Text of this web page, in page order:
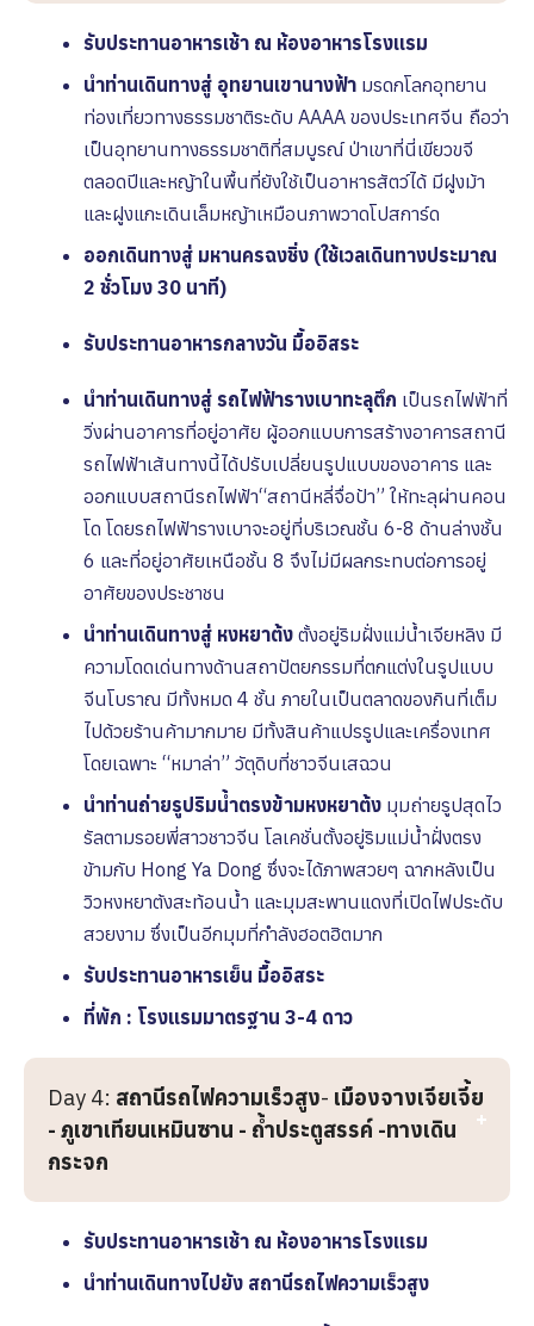
รับประทานอาหารเช้า ณ ห้องอาหารโรงเเรม
นำท่านเดินทางสู่ อุทยานเขานางฟ้า มรดกโลกอุทยาน
ท่องเที่ยวทางธรรมชาติระดับ AAAA ของประเทศจีน ถือว่า
เป็นอุทยานทางธรรมชาติที่สมบูรณ์ ป่าเขาที่นี่เขียวขจี
ตลอดปีและหญ้าในพื้นที่ยังใช้เป็นอาหารสัตว์ได้ มีฝูงม้า
และฝูงแกะเดินเล็มหญ้าเหมือนภาพวาดโปสการ์ด
ออกเดินทางสู่ มหานครฉงชิ่ง (ใช้เวลเดินทางประมาณ
2 ชั่วโมง 30 นาที)
รับประทานอาหารกลางวัน มื้ออิสระ
นำท่านเดินทางสู่ รถไฟฟ้ารางเบาทะลุตึก เป็นรถไฟฟ้าที่
วิ่งผ่านอาคารที่อยู่อาศัย ผู้ออกแบบการสร้างอาคารสถานี
รถไฟฟ้าเส้นทางนี้ได้ปรับเปลี่ยนรูปแบบของอาคาร และ
ออกแบบสถานีรถไฟฟ้า“สถานีหลี่จื่อป้า” ให้ทะลุผ่านคอน
โด โดยรถไฟฟ้ารางเบาจะอยู่ที่บริเวณชั้น 6-8 ด้านล่างชั้น
6 และที่อยู่อาศัยเหนือชั้น 8 จึงไม่มีผลกระทบต่อการอยู่
อาศัยของประชาชน
นำท่านเดินทางสู่ หงหยาต้ง ตั้งอยู่ริมฝั่งแม่น้ำเจียหลิง มี
ความโดดเด่นทางด้านสถาปัตยกรรมที่ตกแต่งในรูปแบบ
จีนโบราณ มีทั้งหมด 4 ชั้น ภายในเป็นตลาดของกินที่เต็ม
ไปด้วยร้านค้ามากมาย มีทั้งสินค้าแปรรูปและเครื่องเทศ
โดยเฉพาะ “หมาล่า” วัตุดิบที่ชาวจีนเสฉวน
นำท่านถ่ายรูปริมน้ำตรงข้ามหงหยาต้ง มุมถ่ายรูปสุดไว
รัลตามรอยพี่สาวชาวจีน โลเคชั่นตั้งอยู่ริมแม่น้ำฝั่งตรง
ข้ามกับ Hong Ya Dong ซึ่งจะได้ภาพสวยๆ ฉากหลังเป็น
วิวหงหยาต้งสะท้อนน้ำ และมุมสะพานแดงที่เปิดไฟประดับ
สวยงาม ซึ่งเป็นอีกมุมที่กำลังฮอตฮิตมาก
รับประทานอาหารเย็น มื้ออิสระ
ที่พัก : โรงแรมมาตรฐาน 3-4 ดาว
Day 4: สถานีรถไฟความเร็วสูง- เมืองจางเจียเจี้ย
- ภูเขาเทียนเหมินซาน - ถ้ำประตูสรรค์ -ทางเดิน
กระจก
รับประทานอาหารเช้า ณ ห้องอาหารโรงเเรม
นำท่านเดินทางไปยัง สถานีรถไฟความเร็วสูง